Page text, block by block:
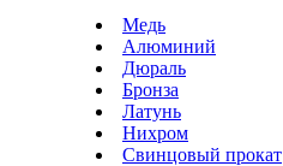
Медь
Алюминий
Дюраль
Бронза
Латунь
Нихром
Свинцовый прокат